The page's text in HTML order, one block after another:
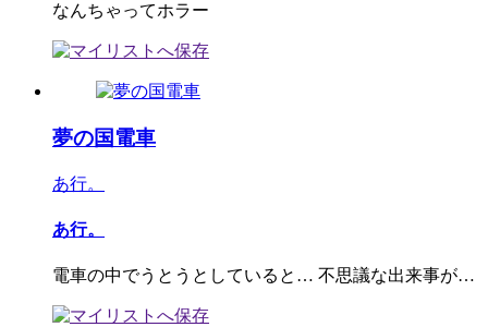
なんちゃってホラー
夢の国電車
あ行。
あ行。
電車の中でうとうとしていると… 不思議な出来事が…